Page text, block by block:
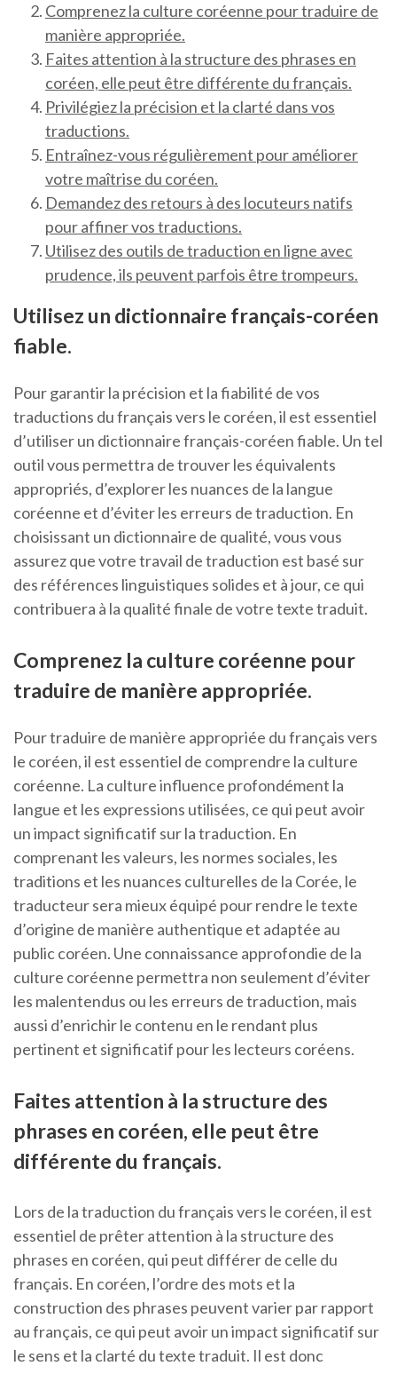
Comprenez la culture coréenne pour traduire de
manière appropriée.
Faites attention à la structure des phrases en
coréen, elle peut être différente du français.
Privilégiez la précision et la clarté dans vos
traductions.
Entraînez-vous régulièrement pour améliorer
votre maîtrise du coréen.
Demandez des retours à des locuteurs natifs
pour affiner vos traductions.
Utilisez des outils de traduction en ligne avec
prudence, ils peuvent parfois être trompeurs.
Utilisez un dictionnaire français-coréen
fiable.
Pour garantir la précision et la fiabilité de vos
traductions du français vers le coréen, il est essentiel
d’utiliser un dictionnaire français-coréen fiable. Un tel
outil vous permettra de trouver les équivalents
appropriés, d’explorer les nuances de la langue
coréenne et d’éviter les erreurs de traduction. En
choisissant un dictionnaire de qualité, vous vous
assurez que votre travail de traduction est basé sur
des références linguistiques solides et à jour, ce qui
contribuera à la qualité finale de votre texte traduit.
Comprenez la culture coréenne pour
traduire de manière appropriée.
Pour traduire de manière appropriée du français vers
le coréen, il est essentiel de comprendre la culture
coréenne. La culture influence profondément la
langue et les expressions utilisées, ce qui peut avoir
un impact significatif sur la traduction. En
comprenant les valeurs, les normes sociales, les
traditions et les nuances culturelles de la Corée, le
traducteur sera mieux équipé pour rendre le texte
d’origine de manière authentique et adaptée au
public coréen. Une connaissance approfondie de la
culture coréenne permettra non seulement d’éviter
les malentendus ou les erreurs de traduction, mais
aussi d’enrichir le contenu en le rendant plus
pertinent et significatif pour les lecteurs coréens.
Faites attention à la structure des
phrases en coréen, elle peut être
différente du français.
Lors de la traduction du français vers le coréen, il est
essentiel de prêter attention à la structure des
phrases en coréen, qui peut différer de celle du
français. En coréen, l’ordre des mots et la
construction des phrases peuvent varier par rapport
au français, ce qui peut avoir un impact significatif sur
le sens et la clarté du texte traduit. Il est donc